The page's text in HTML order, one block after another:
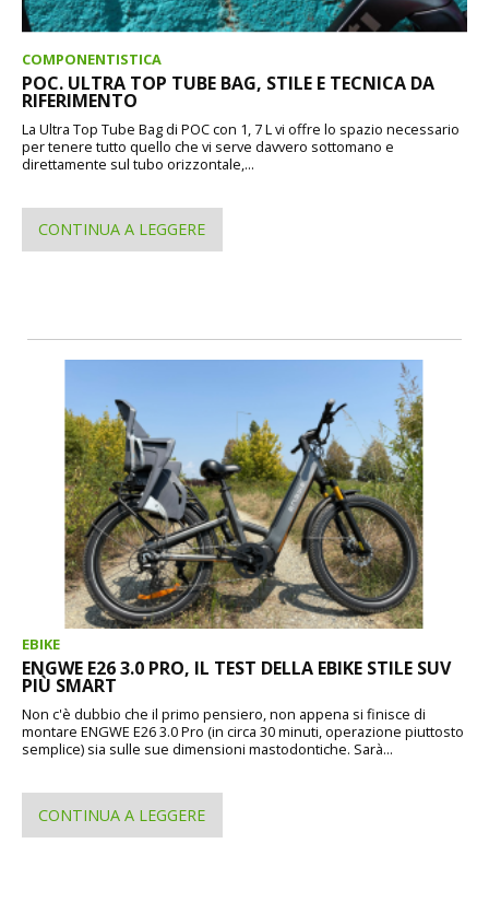
COMPONENTISTICA
POC. ULTRA TOP TUBE BAG, STILE E TECNICA DA
RIFERIMENTO
La Ultra Top Tube Bag di POC con 1, 7 L vi offre lo spazio necessario
per tenere tutto quello che vi serve davvero sottomano e
direttamente sul tubo orizzontale,...
CONTINUA A LEGGERE
EBIKE
ENGWE E26 3.0 PRO, IL TEST DELLA EBIKE STILE SUV
PIÙ SMART
Non c'è dubbio che il primo pensiero, non appena si finisce di
montare ENGWE E26 3.0 Pro (in circa 30 minuti, operazione piuttosto
semplice) sia sulle sue dimensioni mastodontiche. Sarà...
CONTINUA A LEGGERE